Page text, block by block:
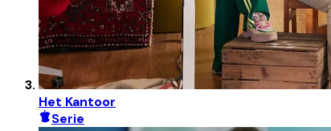
Het Kantoor
Serie